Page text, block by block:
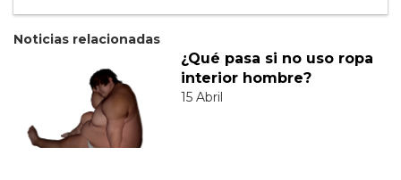
Noticias relacionadas
¿Qué pasa si no uso ropa
interior hombre?
15 Abril